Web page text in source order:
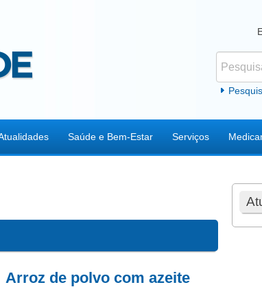
Saúde e Bem-Estar Serviços
Arroz de polvo com azeite